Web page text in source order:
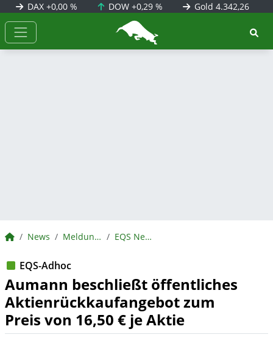
DAX +0,00 % DOW+0,29 % Gold 4.342,26
BörsenNEWS.de
BörsenNEWS.de
News Meldungen EQS News
EQS-Adhoc
Aumann beschließt öffentliches
Aktienrückkaufangebot zum
Preis von 16,50 € je Aktie